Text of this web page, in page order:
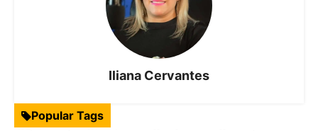
Iliana Cervantes
Popular Tags